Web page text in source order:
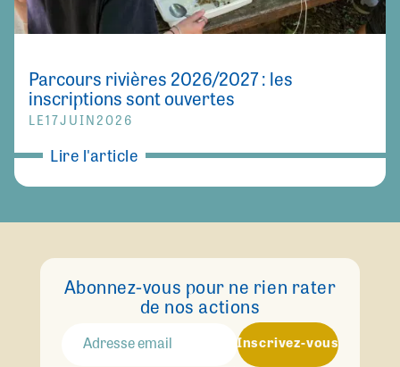
Parcours rivières 2026/2027 : les
inscriptions sont ouvertes
LE17JUIN 2026
Lire l'article
Abonnez-vous pour ne rien rater
de nos actions
Inscrivez-vous